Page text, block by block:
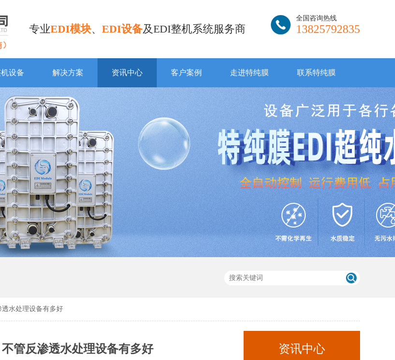
专业EDI模块、 EDI设备及EDI整机系统服务商
全国咨询热线
13825792835
设备 解决方案 资讯中心 客户案例 走进特纯膜 联系特纯膜
水处理设备有多好
管反渗透水处理设备有多好 资讯中心